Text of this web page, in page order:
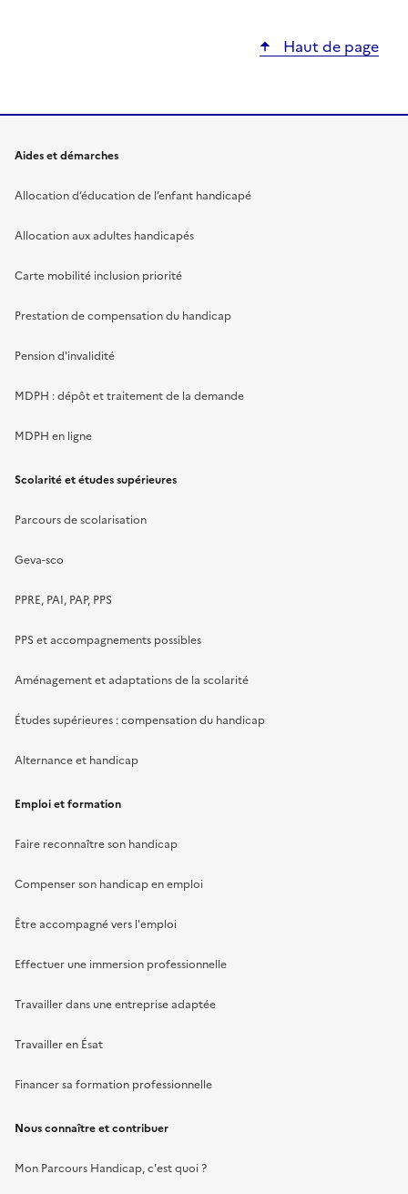
Haut de page
Aides et démarches
Allocation d’éducation de l’enfant handicapé
Allocation aux adultes handicapés
Carte mobilité inclusion priorité
Prestation de compensation du handicap
Pension d'invalidité
MDPH : dépôt et traitement de la demande
MDPH en ligne
Scolarité et études supérieures
Parcours de scolarisation
Geva-sco
PPRE, PAI, PAP, PPS
PPS et accompagnements possibles
Aménagement et adaptations de la scolarité
Études supérieures : compensation du handicap
Alternance et handicap
Emploi et formation
Faire reconnaître son handicap
Compenser son handicap en emploi
Être accompagné vers l'emploi
Effectuer une immersion professionnelle
Travailler dans une entreprise adaptée
Travailler en Ésat
Financer sa formation professionnelle
Nous connaître et contribuer
Mon Parcours Handicap, c'est quoi ?